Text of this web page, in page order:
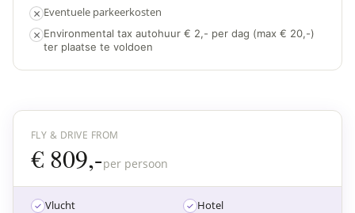
× Eventuele parkeerkosten
× Environmental tax autohuur € 2,- per dag (max € 20,-)
ter plaatse te voldoen
FLY & DRIVE FROM
€ 809,-per persoon
Vlucht
Hotel